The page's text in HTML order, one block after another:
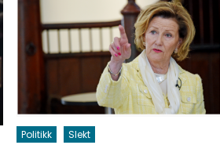
Politikk Slekt